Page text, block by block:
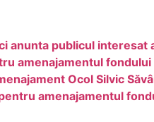
anunta publicul
amenajamentul
Ocol Silvic
amenajamentul